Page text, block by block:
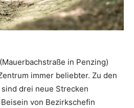
in Penzing)
immer beliebter. Zu den
drei neue Strecken
von ­Bezirkschefin